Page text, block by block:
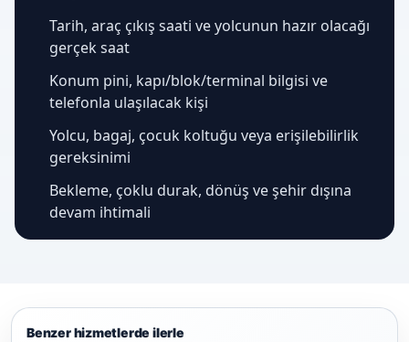
Tarih, araç çıkış saati ve yolcunun hazır olacağı
gerçek saat
Konum pini, kapı/blok/terminal bilgisi ve
telefonla ulaşılacak kişi
Yolcu, bagaj, çocuk koltuğu veya erişilebilirlik
gereksinimi
Bekleme, çoklu durak, dönüş ve şehir dışına
devam ihtimali
Benzer hizmetlerde ilerle